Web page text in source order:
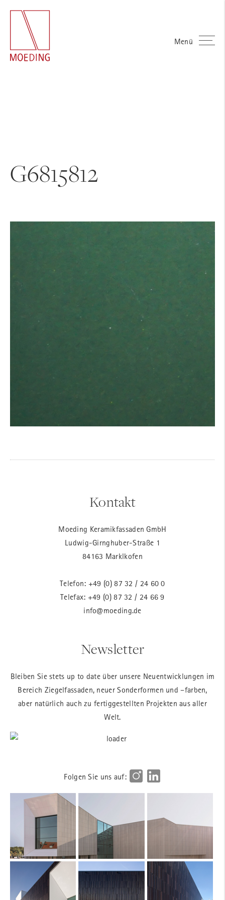
Menü
G6815812
Kontakt
Moeding Keramikfassaden GmbH
Ludwig-Girnghuber-Straße 1
84163 Marklkofen
Telefon: +49 (0) 87 32 / 24 60 0
Telefax: +49 (0) 87 32 / 24 66 9
info@moeding.de
Newsletter
Bleiben Sie stets up to date über unsere Neuentwicklungen im
Bereich Ziegelfassaden, neuer Sonderformen und –farben,
aber natürlich auch zu fertiggestellten Projekten aus aller
Welt.
Folgen Sie uns auf: